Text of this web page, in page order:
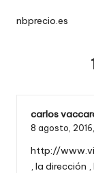
de
nbprecio.es
carlos
8 agosto, 2016,
http://
, la dirección